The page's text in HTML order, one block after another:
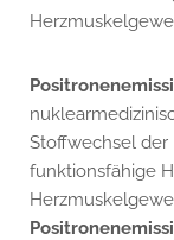
Stoffwechsel der
funktionsfähige